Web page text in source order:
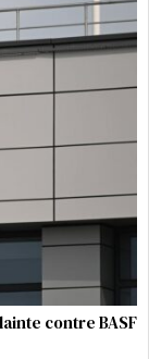
contre BASF